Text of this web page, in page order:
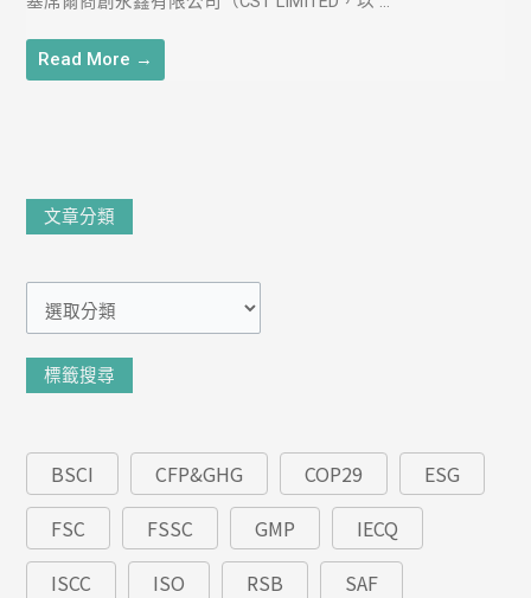
Read More →
文章分類
章
標籤搜尋
BSCI CFP&GHG COP29
ESG
FSC
FSSC GMP
IECQ
ISCC
ISO RSB
SAF